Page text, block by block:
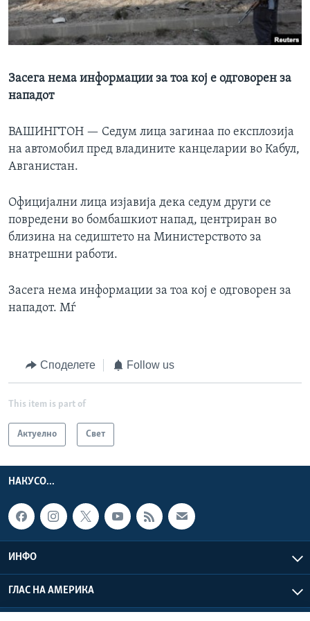
ИНТЕРВЈУА
Јазици
Засега нема информации за тоа кој е одговорен за
нападот
ВАШИНГТОН — Седум лица загинаа по експлозија
на автомобил пред владините канцеларии во Кабул,
Авганистан.
Официјални лица изјавија дека седум други се
повредени во бомбашкиот напад, центриран во
близина на седиштето на Министерството за
внатрешни работи.
Засега нема информации за тоа кој е одговорен за
нападот. Мѓ
Споделете Follow us
This item is part of
Актуелно Свет
НАКУСО...
ИНФО
ГЛАС НА АМЕРИКА